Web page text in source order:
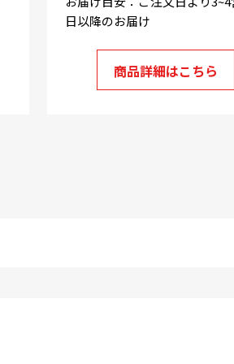
日以降のお届け
商品詳細はこちら